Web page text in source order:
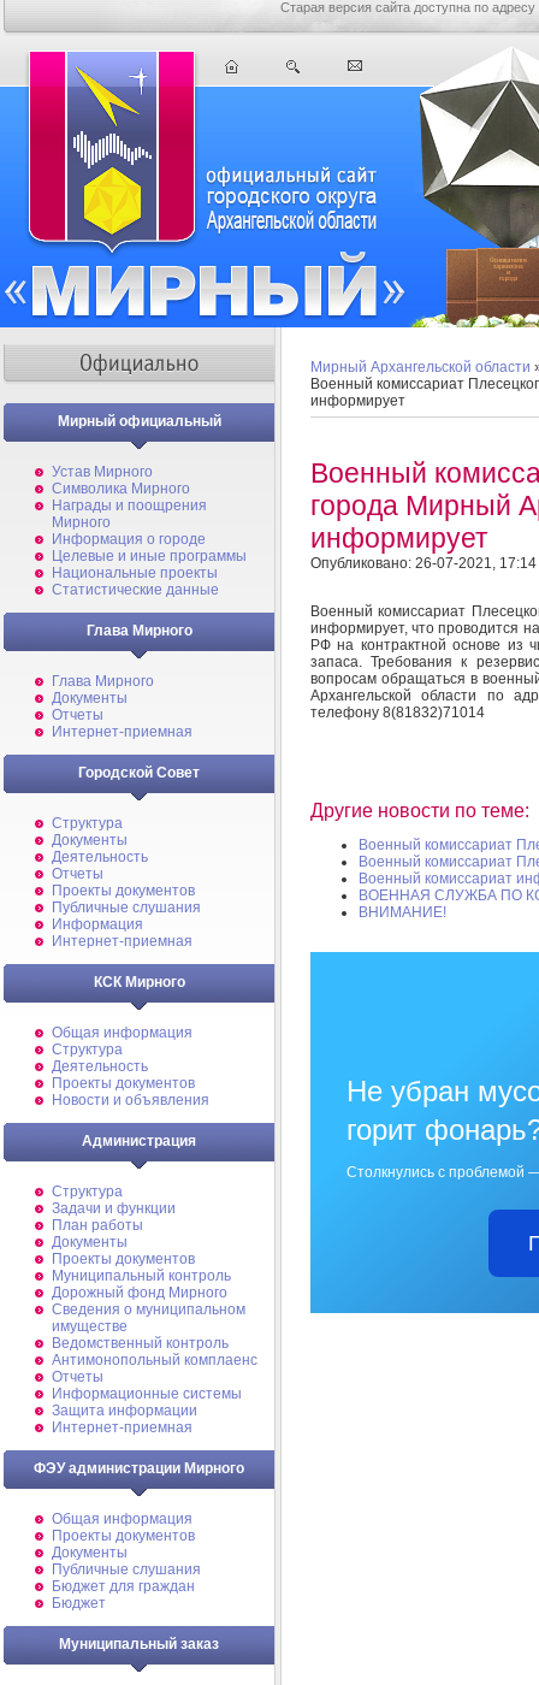
Старая версия сайта доступна по адресу
Мирный официальный
Устав Мирного
Символика Мирного
Награды и поощрения
Мирного
Информация о городе
Целевые и иные программы
Национальные проекты
Статистические данные
Глава Мирного
Глава Мирного
Документы
Отчеты
Интернет-приемная
Городской Совет
Структура
Документы
Деятельность
Отчеты
Проекты документов
Публичные слушания
Информация
Интернет-приемная
КСК Мирного
Общая информация
Структура
Деятельность
Проекты документов
Новости и объявления
Администрация
Структура
Задачи и функции
План работы
Документы
Проекты документов
Муниципальный контроль
Дорожный фонд Мирного
Cведения о муниципальном
имуществе
Ведомственный контроль
Антимонопольный комплаенс
Отчеты
Информационные системы
Защита информации
Интернет-приемная
ФЭУ администрации Мирного
Общая информация
Проекты документов
Документы
Публичные слушания
Бюджет для граждан
Бюджет
Муниципальный заказ
Мирный Архангельской области
Военный комиссариат
информирует
Военный
города Мирный
информирует
Опубликовано: 26-07-2021, 17:14
Военный комиссариат
информирует, что проводится
РФ на контрактной основе из
запаса. Требования к
вопросам обращаться в
Архангельской области по
телефону 8(81832)71014
Другие новости по теме:
Военный комиссариат
Военный комиссариат
Военный комиссариат
ВОЕННАЯ СЛУЖБА ПО
ВНИМАНИЕ!
Не убран
горит
Столкнулись с проблемой